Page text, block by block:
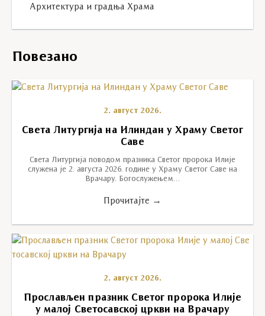
Архитектура и градња Храма
Повезано
2. август 2026.
Света Литургија на Илиндан у Храму Светог
Саве
Света Литургија поводом празника Светог пророка Илије
служена је 2. августа 2026. године у Храму Светог Саве на
Врачару. Богослужењем…
Прочитајте →
2. август 2026.
Прослављен празник Светог пророка Илије
у малој Светосавској цркви на Врачару